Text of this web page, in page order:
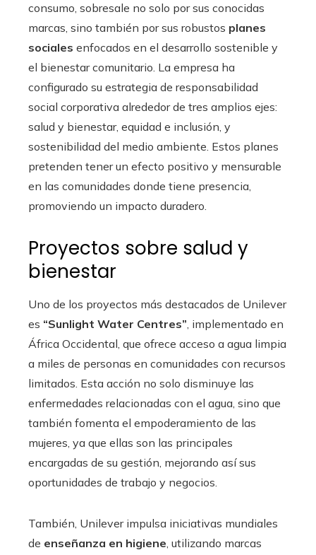
consumo, sobresale no solo por sus conocidas
marcas, sino también por sus robustos planes
sociales enfocados en el desarrollo sostenible y
el bienestar comunitario. La empresa ha
configurado su estrategia de responsabilidad
social corporativa alrededor de tres amplios ejes:
salud y bienestar, equidad e inclusión, y
sostenibilidad del medio ambiente. Estos planes
pretenden tener un efecto positivo y mensurable
en las comunidades donde tiene presencia,
promoviendo un impacto duradero.
Proyectos sobre salud y
bienestar
Uno de los proyectos más destacados de Unilever
es “Sunlight Water Centres”, implementado en
África Occidental, que ofrece acceso a agua limpia
a miles de personas en comunidades con recursos
limitados. Esta acción no solo disminuye las
enfermedades relacionadas con el agua, sino que
también fomenta el empoderamiento de las
mujeres, ya que ellas son las principales
encargadas de su gestión, mejorando así sus
oportunidades de trabajo y negocios.
También, Unilever impulsa iniciativas mundiales
de enseñanza en higiene, utilizando marcas